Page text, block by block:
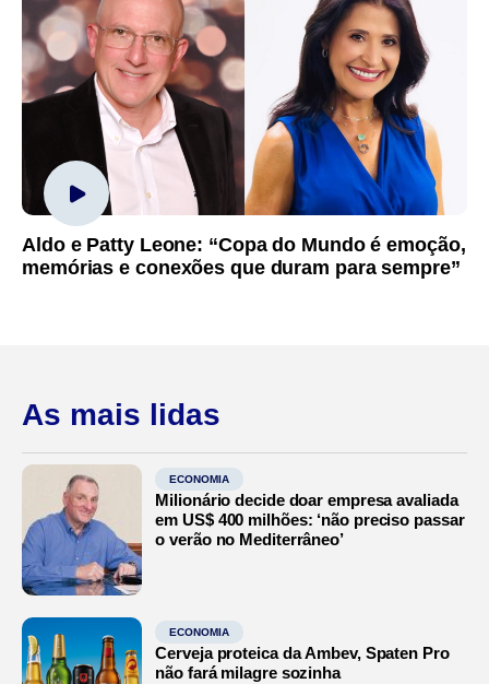
Aldo e Patty Leone: “Copa do Mundo é emoção,
memórias e conexões que duram para sempre”
As mais lidas
ECONOMIA
Milionário decide doar empresa avaliada
em US$ 400 milhões: ‘não preciso passar
o verão no Mediterrâneo’
ECONOMIA
Cerveja proteica da Ambev, Spaten Pro
não fará milagre sozinha